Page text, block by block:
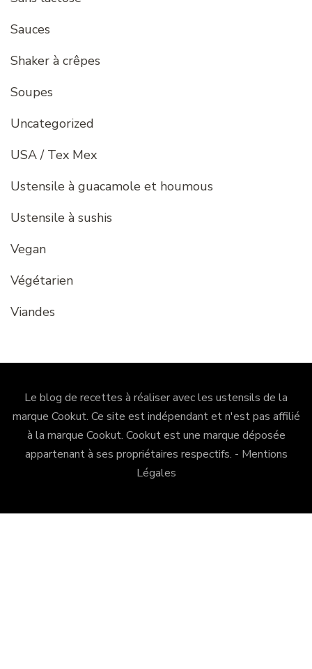
Sauces
Shaker à crêpes
Soupes
Uncategorized
USA / Tex Mex
Ustensile à guacamole et houmous
Ustensile à sushis
Vegan
Végétarien
Viandes
Le blog de recettes à réaliser avec les ustensils de la
marque Cookut. Ce site est indépendant et n'est pas affilié
à la marque Cookut. Cookutest une marque déposée
appartenant à ses propriétaires respectifs. - Mentions
Légales